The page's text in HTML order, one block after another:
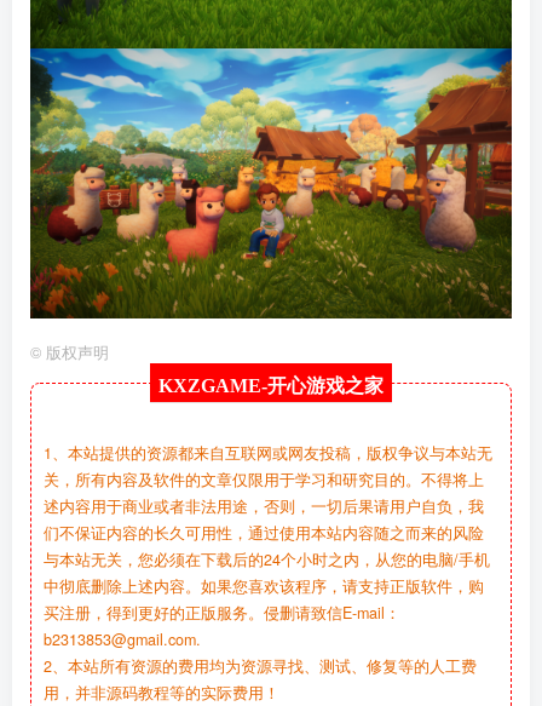
© 版权声明
KXZGAME-开心游戏之家
1、本站提供的资源都来自互联网或网友投稿，版权争议与本站无
关，所有内容及软件的文章仅限用于学习和研究目的。不得将上
述内容用于商业或者非法用途，否则，一切后果请用户自负，我
们不保证内容的长久可用性，通过使用本站内容随之而来的风险
与本站无关，您必须在下载后的24个小时之内，从您的电脑/手机
中彻底删除上述内容。如果您喜欢该程序，请支持正版软件，购
买注册，得到更好的正版服务。侵删请致信E-mail：
b2313853@gmail.com.
2、本站所有资源的费用均为资源寻找、测试、修复等的人工费
用，并非源码教程等的实际费用！